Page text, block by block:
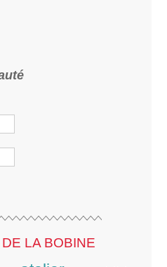
LA BOBINE